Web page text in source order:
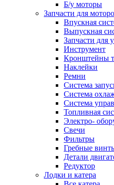
Б/у моторы
Запчасти для
Впускная
Выпускная
Запчасти для
Инструмент
Кронштейны
Наклейки
Ремни
Система
Система
Система
Топливная
Электро-
Свечи
Фильтры
Гребные
Детали
Редуктор
Лодки и катера